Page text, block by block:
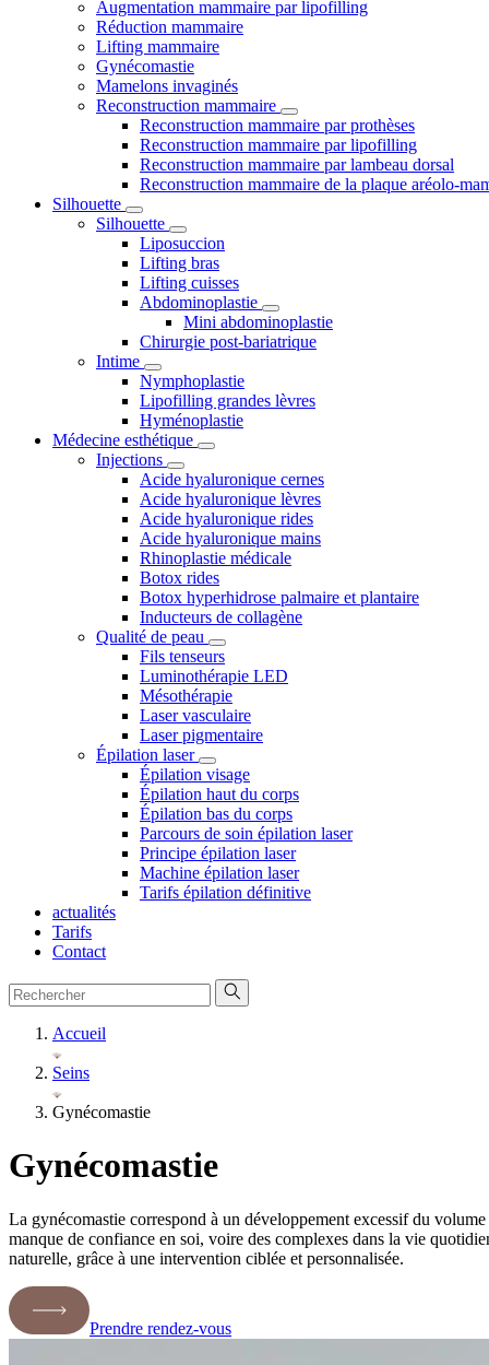
Augmentation mammaire par lipofilling
Réduction mammaire
Lifting mammaire
Gynécomastie
Mamelons invaginés
Reconstruction mammaire
Reconstruction mammaire par prothèses
Reconstruction mammaire par lipofilling
Reconstruction mammaire par lambeau dorsal
Reconstruction mammaire de la plaque aréolo-
Silhouette
Silhouette
Liposuccion
Lifting bras
Lifting cuisses
Abdominoplastie
Mini abdominoplastie
Chirurgie post-bariatrique
Intime
Nymphoplastie
Lipofilling grandes lèvres
Hyménoplastie
Médecine esthétique
Injections
Acide hyaluronique cernes
Acide hyaluronique lèvres
Acide hyaluronique rides
Acide hyaluronique mains
Rhinoplastie médicale
Botox rides
Botox hyperhidrose palmaire et plantaire
Inducteurs de collagène
Qualité de peau
Fils tenseurs
Luminothérapie LED
Mésothérapie
Laser vasculaire
Laser pigmentaire
Épilation laser
Épilation visage
Épilation haut du corps
Épilation bas du corps
Parcours de soin épilation laser
Principe épilation laser
Machine épilation laser
Tarifs épilation définitive
actualités
Tarifs
Contact
Accueil
Seins
Gynécomastie
Gynécomastie
La gynécomastie correspond à un développement excessif du
manque de confiance en soi, voire des complexes dans la vie
naturelle, grâce à une intervention ciblée et personnalisée.
Prendre rendez-vous